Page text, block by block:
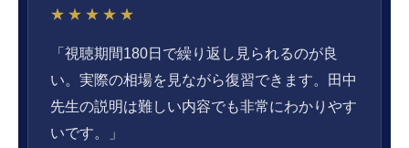
★★★★★
「視聴期間180日で繰り返し見られるのが良
い。実際の相場を見ながら復習できます。田中
先生の説明は難しい内容でも非常にわかりやす
いです。」